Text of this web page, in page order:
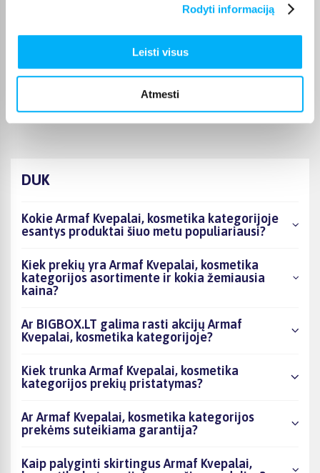
Rodyti informaciją
Leisti visus
Atmesti
Gabija M.
Patvirtintas pirkėjas
DUK
Kokie Armaf Kvepalai, kosmetika kategorijoje
esantys produktai šiuo metu populiariausi?
Kiek prekių yra Armaf Kvepalai, kosmetika
kategorijos asortimente ir kokia žemiausia
kaina?
Ar BIGBOX.LT galima rasti akcijų Armaf
Kvepalai, kosmetika kategorijoje?
Kiek trunka Armaf Kvepalai, kosmetika
kategorijos prekių pristatymas?
Ar Armaf Kvepalai, kosmetika kategorijos
prekėms suteikiama garantija?
Kaip palyginti skirtingus Armaf Kvepalai,